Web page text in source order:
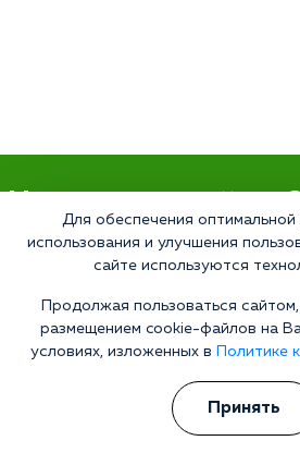
Мы знаем всю глубину проблемы и
зависимость и знают изнутри все
Свяжитесь с нами и получите
консультацию бесплатно и анонимно.
Получить
Для обеспечения
использования и улучшения
сайте используются
Продолжая пользоваться
размещением cookie-файлов на
условиях, изложенных в
Политике
Принять